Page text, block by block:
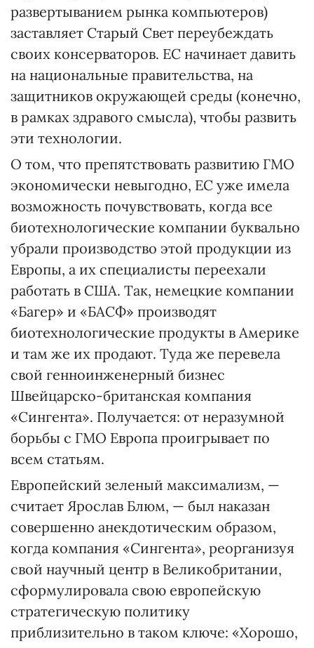
развертыванием рынка компьютеров)
заставляет Старый Свет переубеждать
своих консерваторов. ЕС начинает давить
на национальные правительства, на
защитников окружающей среды (конечно,
в рамках здравого смысла), чтобы развить
эти технологии.
О том, что препятствовать развитию ГМО
экономически невыгодно, ЕС уже имела
возможность почувствовать, когда все
биотехнологические компании буквально
убрали производство этой продукции из
Европы, а их специалисты переехали
работать в США. Так, немецкие компании
«Багер» и «БАСФ» производят
биотехнологические продукты в Америке
и там же их продают. Туда же перевела
свой генноинженерный бизнес
Швейцарско-британская компания
«Сингента». Получается: от неразумной
борьбы с ГМО Европа проигрывает по
всем статьям.
Европейский зеленый максимализм, —
считает Ярослав Блюм, — был наказан
совершенно анекдотическим образом,
когда компания «Сингента», реорганизуя
свой научный центр в Великобритании,
сформулировала свою европейскую
стратегическую политику
приблизительно в таком ключе: «Хорошо,